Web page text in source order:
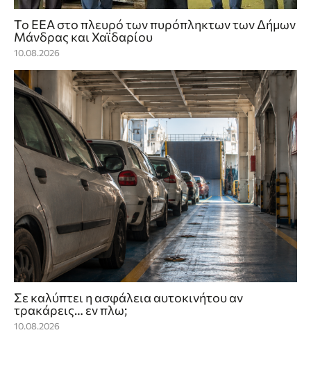
Το ΕΕΑ στο πλευρό των πυρόπληκτων των Δήμων
Μάνδρας και Χαϊδαρίου
10.08.2026
Σε καλύπτει η ασφάλεια αυτοκινήτου αν
τρακάρεις… εν πλω;
10.08.2026